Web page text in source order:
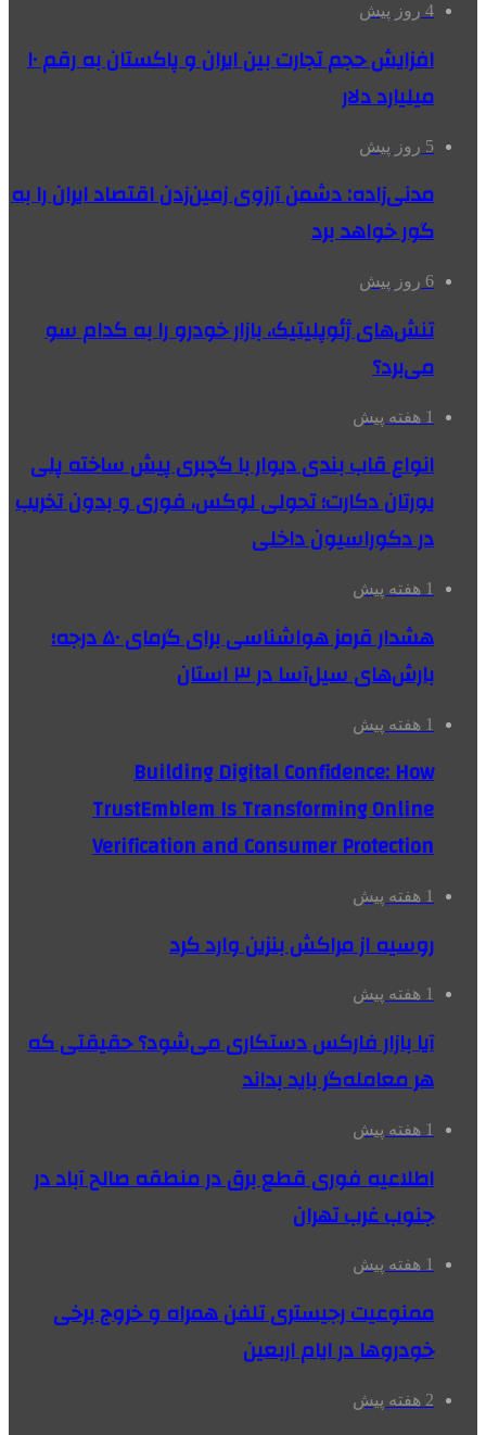
4 روز پیش
افزایش حجم تجارت بین ایران و پاکستان به رقم ۱۰
میلیارد دلار
5 روز پیش
مدنی‌زاده: دشمن آرزوی زمین‌زدن اقتصاد ایران را به
گور خواهد برد
6 روز پیش
تنش‌های ژئوپلیتیک، بازار خودرو را به کدام سو
می‌برد؟
1 هفته پیش
انواع قاب بندی دیوار با گچبری پیش ساخته پلی
یورتان دکارت؛ تحولی لوکس، فوری و بدون تخریب
در دکوراسیون داخلی
1 هفته پیش
هشدار قرمز هواشناسی برای گرمای ۵۰ درجه؛
بارش‌های سیل‌آسا در ۳ استان
1 هفته پیش
Building Digital Confidence: How
TrustEmblem Is Transforming Online
Verification and Consumer Protection
1 هفته پیش
روسیه از مراکش بنزین وارد کرد
1 هفته پیش
آیا بازار فارکس دستکاری می‌شود؟ حقیقتی که
هر معامله‌گر باید بداند
1 هفته پیش
اطلاعیه فوری قطع برق در منطقه صالح آباد در
جنوب غرب تهران
1 هفته پیش
ممنوعیت رجیستری تلفن همراه و خروج برخی
خودروها در ایام اربعین
2 هفته پیش